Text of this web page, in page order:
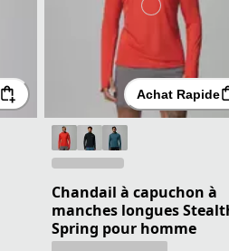
Achat Rapide
Chandail à capuchon à
manches longues
Spring pour homme